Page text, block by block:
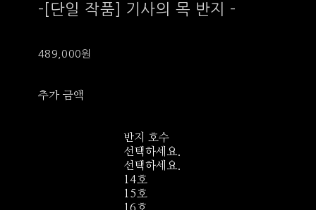
-[단일 작품] 기사의 목 반지 -
489,000원
추가 금액
반지 호수
선택하세요.
선택하세요.
14호
15호